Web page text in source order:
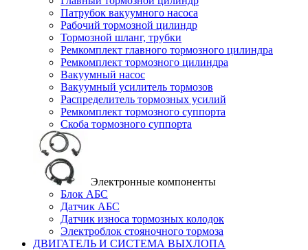
Патрубок вакуумного насоса
Рабочий тормозной цилиндр
Тормозной шланг, трубки
Ремкомплект главного тормозного цилиндра
Ремкомплект тормозного цилиндра
Вакуумный насос
Вакуумный усилитель тормозов
Распределитель тормозных усилий
Ремкомплект тормозного суппорта
Скоба тормозного суппорта
Электронные компоненты
Блок АБС
Датчик АБС
Датчик износа тормозных колодок
Электроблок стояночного тормоза
ДВИГАТЕЛЬ И СИСТЕМА ВЫХЛОПА